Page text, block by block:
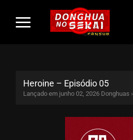
Heroine – Episódio 05
Lançado em junho 02, 2026 Donghuas ›